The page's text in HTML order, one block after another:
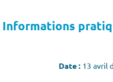
Informations
Date :13 avril